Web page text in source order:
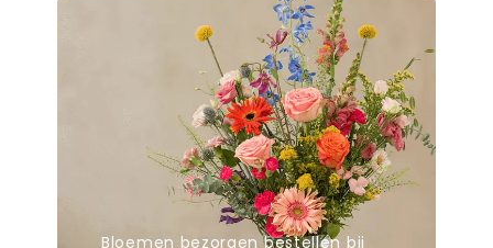
Bloemen bezorgen bestellen bij